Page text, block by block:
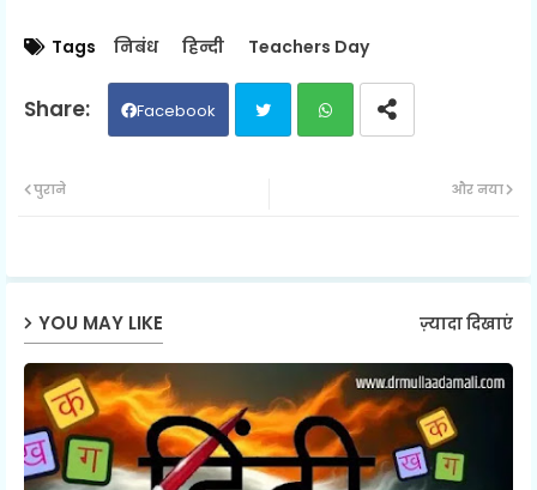
Tags निबंध हिन्दी Teachers Day
Facebook
ap
और नया
पुराने
YOU MAY LIKE ज़्यादा दिखाएं